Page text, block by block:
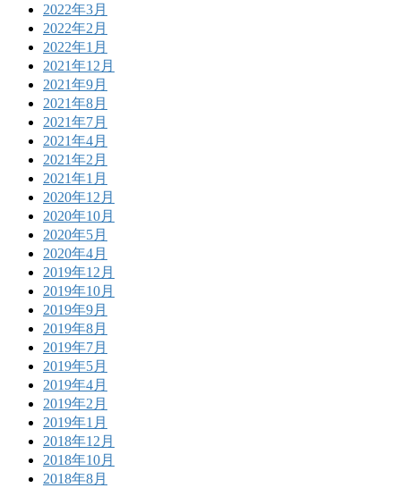
2022年3月
2022年2月
2022年1月
2021年12月
2021年9月
2021年8月
2021年7月
2021年4月
2021年2月
2021年1月
2020年12月
2020年10月
2020年5月
2020年4月
2019年12月
2019年10月
2019年9月
2019年8月
2019年7月
2019年5月
2019年4月
2019年2月
2019年1月
2018年12月
2018年10月
2018年8月